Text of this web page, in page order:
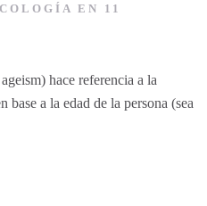
EN 11
hace referencia a la
base a la edad de la persona (sea